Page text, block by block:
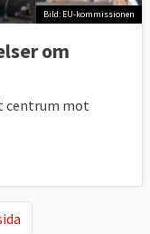
Bild: EU-kommissionen
om
centrum mot